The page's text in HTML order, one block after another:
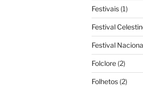
Festivais(1)
Festival
Festival
Folclore(2)
Folhetos(2)